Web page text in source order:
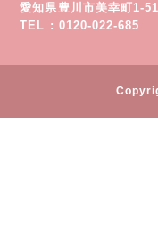
愛知県豊川市美幸町1-51
TEL : 0120-022-685